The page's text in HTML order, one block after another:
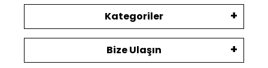
Kategoriler
Bize Ulaşın